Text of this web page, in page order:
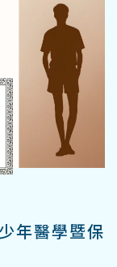
年醫學暨保